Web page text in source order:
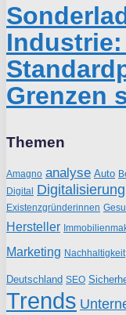
Industrie:
Grenzen
Themen
Amagno analyse Auto
Digital Digitalisierung
Existenzgründerinnen
Hersteller
Marketing Nachhaltigkeit
Deutschland SEO
Trends